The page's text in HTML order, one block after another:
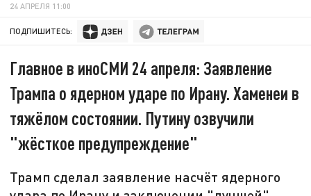
24 АПРЕЛЯ 11:00
ПОДПИШИТЕСЬ:
Главное в иноСМИ 24 апреля: Заявление
Трампа о ядерном ударе по Ирану. Хаменеи в
тяжёлом состоянии. Путину озвучили
"жёсткое предупреждение"
Трамп сделал заявление насчёт ядерного